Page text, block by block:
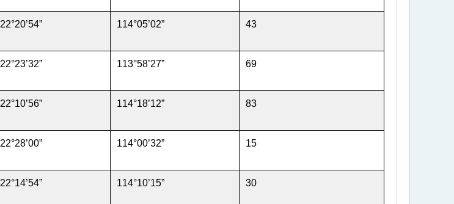
22°20’54” 114°05’02” 43
22°23’32” 113°58’27” 69
22°10’56” 114°18’12” 83
22°28’00” 114°00’32” 15
22°14’54” 114°10’15” 30